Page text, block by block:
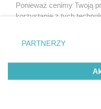
Sąd Rejonowy dla
Warszawie
Sądowego, KRS:
Ponieważ cenimy Twoją
korzystanie z tych
zmienić/wycofać klikając
znajdujący się w lewym
rodzaje przetwarzania
użytkownika, ale masz
przetwarzaniu.
PARTNERZY